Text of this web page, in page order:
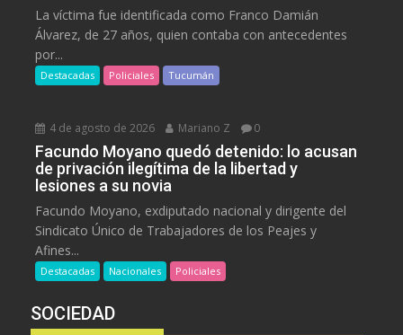
La víctima fue identificada como Franco Damián
Álvarez, de 27 años, quien contaba con antecedentes
por...
Destacadas Policiales Tucumán
4 de agosto de 2026 Mariano Z 0
Facundo Moyano quedó detenido: lo acusan
de privación ilegítima de la libertad y
lesiones a su novia
Facundo Moyano, exdiputado nacional y dirigente del
Sindicato Único de Trabajadores de los Peajes y
Afines...
Destacadas Nacionales Policiales
SOCIEDAD